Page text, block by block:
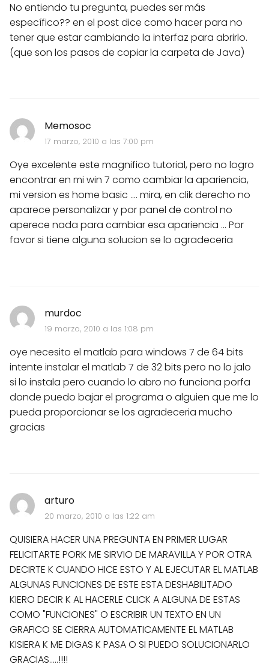
No entiendo tu pregunta, puedes ser más
específico?? en el post dice como hacer para no
tener que estar cambiando la interfaz para abrirlo.
(que son los pasos de copiar la carpeta de Java)
Memosoc
17 marzo, 2010 a las 7:00 pm
Oye excelente este magnifico tutorial, pero no logro
encontrar en mi win 7 como cambiar la apariencia,
mi version es home basic .... mira, en clik derecho no
aparece personalizar y por panel de control no
aperece nada para cambiar esa apariencia ... Por
favor si tiene alguna solucion se lo agradeceria
murdoc
19 marzo, 2010 a las 1:08 pm
oye necesito el matlab para windows 7 de 64 bits
intente instalar el matlab 7 de 32 bits pero no lo jalo
si lo instala pero cuando lo abro no funciona porfa
donde puedo bajar el programa o alguien que me lo
pueda proporcionar se los agradeceria mucho
gracias
arturo
20 marzo, 2010 a las 1:22 am
QUISIERA HACER UNA PREGUNTA EN PRIMER LUGAR
FELICITARTE PORK ME SIRVIO DE MARAVILLA Y POR OTRA
DECIRTE K CUANDO HICE ESTO Y AL EJECUTAR EL MATLAB
ALGUNAS FUNCIONES DE ESTE ESTA DESHABILITADO
KIERO DECIR K AL HACERLE CLICK A ALGUNA DE ESTAS
COMO "FUNCIONES" O ESCRIBIR UN TEXTO EN UN
GRAFICO SE CIERRA AUTOMATICAMENTE EL MATLAB
KISIERA K ME DIGAS K PASA O SI PUEDO SOLUCIONARLO
GRACIAS.....!!!!